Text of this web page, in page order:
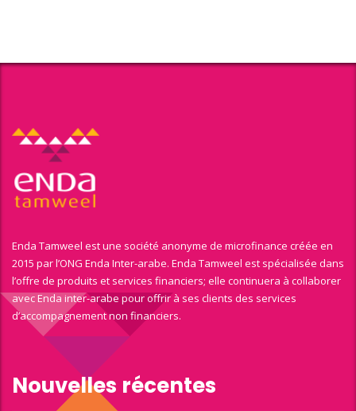
Enda Tamweel est une société anonyme de microfinance créée en
2015 par l’ONG Enda Inter-arabe. Enda Tamweel est spécialisée dans
l’offre de produits et services financiers; elle continuera à collaborer
avec Enda inter-arabe pour offrir à ses clients des services
d’accompagnement non financiers.
Nouvelles récentes